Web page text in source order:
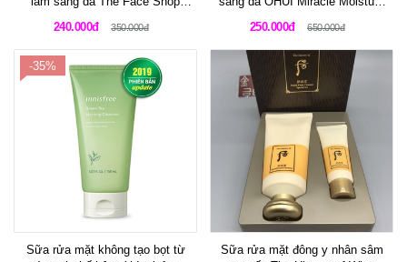
Foam Mousse Nettoyante
240.000đ 350.000đ 250.000đ 650.000đ
-35%
Sữa rửa mặt không tạo bọt từ
Sữa rửa mặt đông y nhân sâm